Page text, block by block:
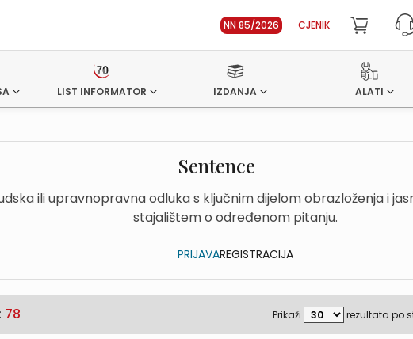
NN 85/2026 CJENIK
LIST INFORMATOR IZDANJA ALATI
Sentence
ili upravnopravna odluka s ključnim dijelom obrazloženja i
stajalištem o određenom pitanju.
PRIJAVAREGISTRACIJA
78 Prikaži rezultata po